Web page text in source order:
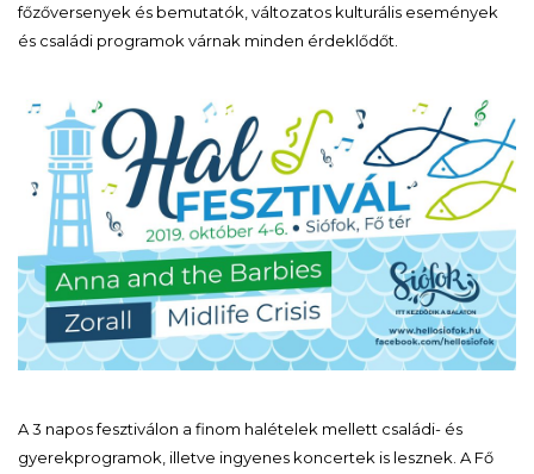
főzőversenyek és bemutatók, változatos kulturális események
és családi programok várnak minden érdeklődőt.
A 3 napos fesztiválon a finom halételek mellett családi- és
gyerekprogramok, illetve ingyenes koncertek is lesznek. A Fő